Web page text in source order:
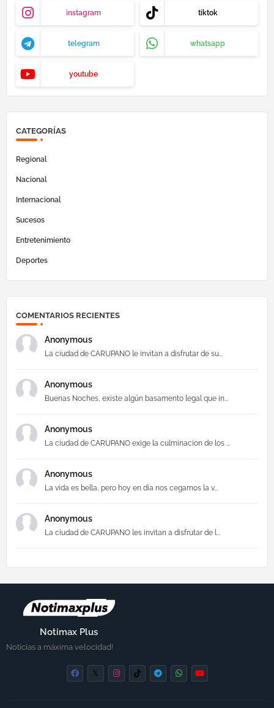
instagram tiktok
telegram whatsapp
youtube
CATEGORÍAS
Regional
Nacional
Internacional
Sucesos
Entretenimiento
Deportes
COMENTARIOS RECIENTES
Anonymous
La ciudad de CARUPANO le invitan a disfrutar de su...
Anonymous
Buenas Noches, existe algún basamento legal que in...
Anonymous
La ciudad de CARUPANO exige la culminacion de los ...
Anonymous
La vida es bella, pero hoy en día nos cegamos la v...
Anonymous
La ciudad de CARUPANO les invitan a disfrutar de l...
Notimax Plus
Noticias a máxima velocidad!